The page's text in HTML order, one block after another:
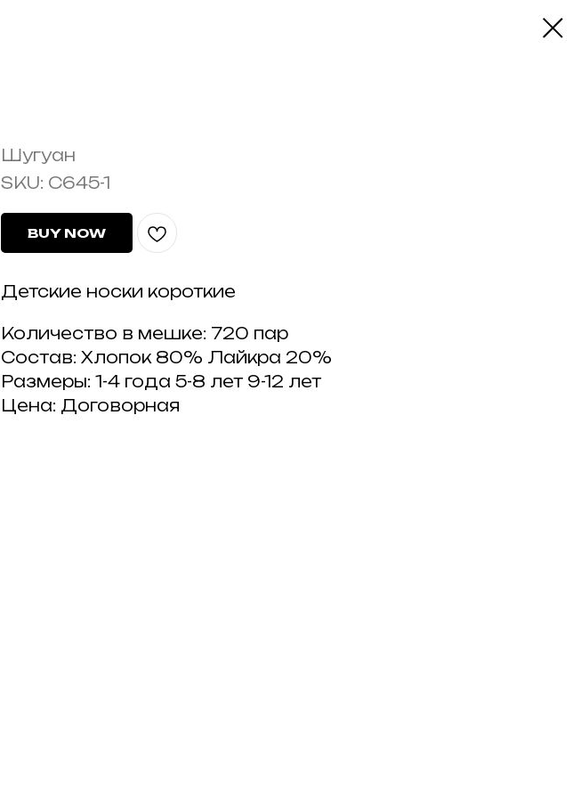
Шугуан
SKU: C645-1
BUY NOW
Детские носки короткие
Количество в мешке: 720 пар
Состав: Хлопок 80% Лайкра 20%
Размеры: 1-4 года 5-8 лет 9-12 лет
Цена: Договорная